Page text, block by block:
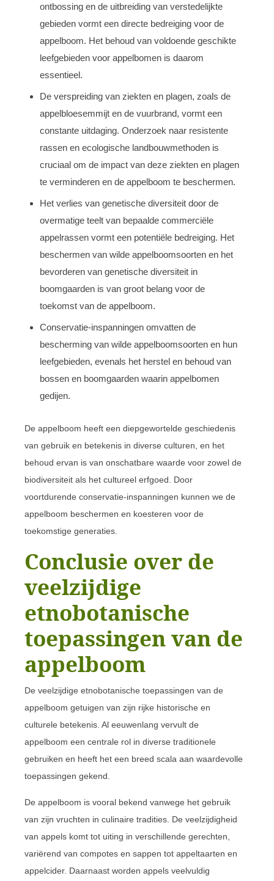
ontbossing en de uitbreiding van verstedelijkte
gebieden vormt een directe bedreiging voor de
appelboom. Het behoud van voldoende geschikte
leefgebieden voor appelbomen is daarom
essentieel.
De verspreiding van ziekten en plagen, zoals de
appelbloesemmijt en de vuurbrand, vormt een
constante uitdaging. Onderzoek naar resistente
rassen en ecologische landbouwmethoden is
cruciaal om de impact van deze ziekten en plagen
te verminderen en de appelboom te beschermen.
Het verlies van genetische diversiteit door de
overmatige teelt van bepaalde commerciële
appelrassen vormt een potentiële bedreiging. Het
beschermen van wilde appelboomsoorten en het
bevorderen van genetische diversiteit in
boomgaarden is van groot belang voor de
toekomst van de appelboom.
Conservatie-inspanningen omvatten de
bescherming van wilde appelboomsoorten en hun
leefgebieden, evenals het herstel en behoud van
bossen en boomgaarden waarin appelbomen
gedijen.
De appelboom heeft een diepgewortelde geschiedenis
van gebruik en betekenis in diverse culturen, en het
behoud ervan is van onschatbare waarde voor zowel de
biodiversiteit als het cultureel erfgoed. Door
voortdurende conservatie-inspanningen kunnen we de
appelboom beschermen en koesteren voor de
toekomstige generaties.
Conclusie over de
veelzijdige
etnobotanische
toepassingen van de
appelboom
De veelzijdige etnobotanische toepassingen van de
appelboom getuigen van zijn rijke historische en
culturele betekenis. Al eeuwenlang vervult de
appelboom een centrale rol in diverse traditionele
gebruiken en heeft het een breed scala aan waardevolle
toepassingen gekend.
De appelboom is vooral bekend vanwege het gebruik
van zijn vruchten in culinaire tradities. De veelzijdigheid
van appels komt tot uiting in verschillende gerechten,
variërend van compotes en sappen tot appeltaarten en
appelcider. Daarnaast worden appels veelvuldig